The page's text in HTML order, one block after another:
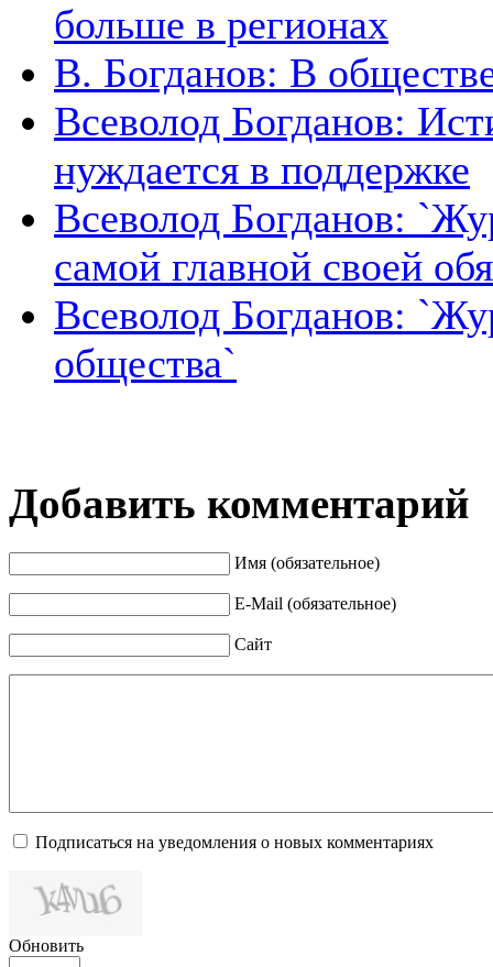
больше в регионах
В. Богданов: В
Всеволод Богданов:
нуждается в поддержке
Всеволод Богданов:
самой главной своей
Всеволод Богданов:
общества`
Добавить комментарий
Имя (обязательное)
E-Mail (обязательное)
Сайт
Подписаться на уведомления о новых комментариях
Обновить